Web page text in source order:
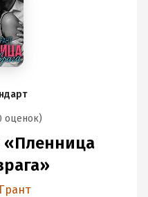
оценок)
«Пленница